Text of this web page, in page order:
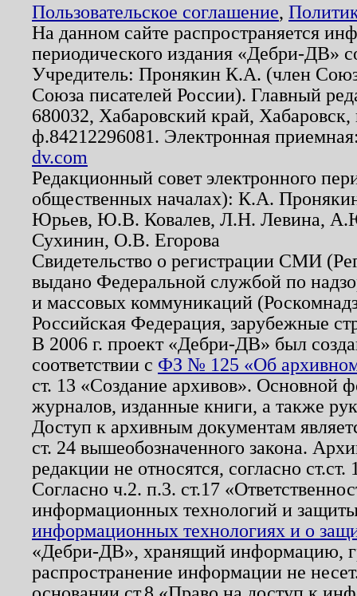
Пользовательское соглашение,
На данном сайте распространяется
периодического издания «Дебри-ДВ»
Учредитель: Пронякин К.А. (член
Союза писателей России). Главный
680032, Хабаровский край,
ф.84212296081. Электронная
dv.com
Редакционный совет электронного
общественных началах): К.А.
Юрьев, Ю.В. Ковалев, Л.Н. Левина,
Сухинин, О.В. Егорова
Свидетельство о регистрации СМИ
выдано Федеральной службой по
и массовых коммуникаций
Российская Федерация, зарубежные
В 2006 г. проект «Дебри-ДВ» был
соответствии с ФЗ № 125 «Об
ст. 13 «Создание архивов». Основной
журналов, изданные книги, а также
Доступ к архивным документам
ст. 24 вышеобозначенного закона.
редакции не относятся, согласно
Согласно ч.2. п.3. ст.17
информационных технологий и
информационных технологиях и о
«Дебри-ДВ», хранящий информацию,
распространение информации не